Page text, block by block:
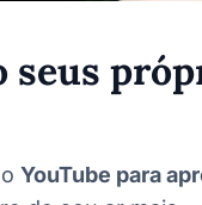
seus
YouTube para